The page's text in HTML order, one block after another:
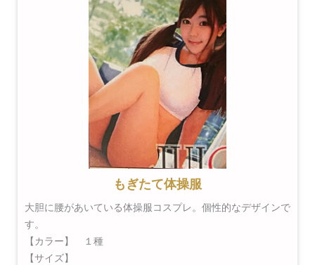
もぎたて体操服
大胆に腰があいている体操服コスプレ。個性的なデザインで
す。
【カラー】 １種
【サイズ】